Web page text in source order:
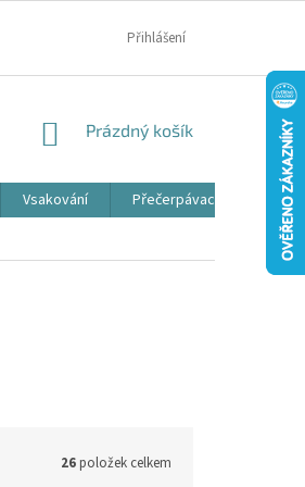
Přihlášení
NÁKUPNÍ
Prázdný košík
Vsakování Přečerpávací jímky
26položek celkem